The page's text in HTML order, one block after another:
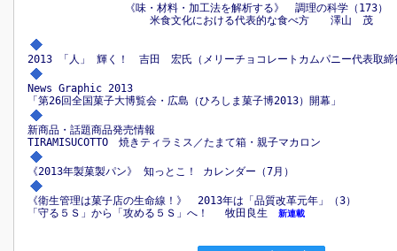
《味・材料・加工法を解析する》 調理の科学（173
米食文化における代表的な食べ方 澤山 茂
2013 「人」 輝く！ 吉田 宏氏（メリーチョコレートカムパニー代表取締
News Graphic 2013
「第26回全国菓子大博覧会・広島（ひろしま菓子博2013）開幕」
新商品・話題商品発売情報
TIRAMISUCOTTO 焼きティラミス／たまて箱・親子マカロン
《2013年製菓製パン》 知っとこ！ カレンダー（7月）
《衛生管理は菓子店の生命線！》 2013年は「品質改革元年」（3）
「守る５Ｓ」から「攻める５Ｓ」へ！ 牧田良生
新連載